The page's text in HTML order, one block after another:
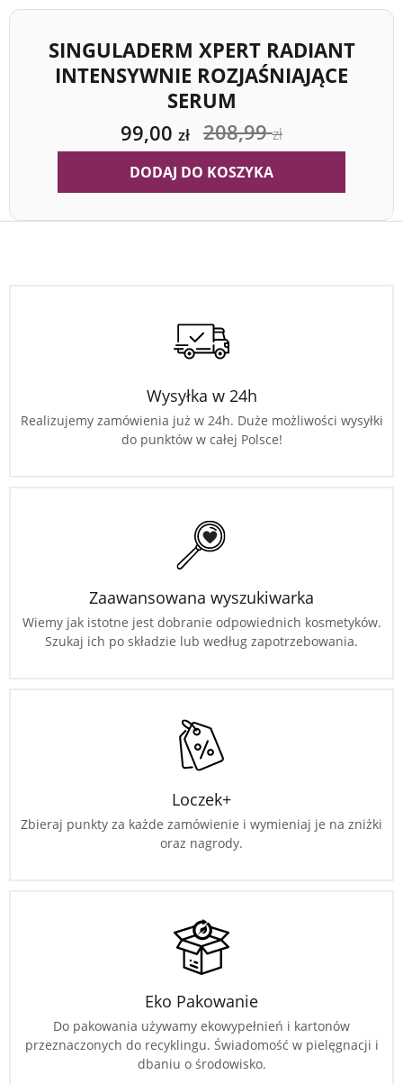
SINGULADERM XPERT RADIANT
INTENSYWNIE ROZJAŚNIAJĄCE
SERUM
99,00 zł 208,99zł
DODAJ DO KOSZYKA
Wysyłka w 24h
Realizujemy zamówienia już w 24h. Duże możliwości wysyłki
do punktów w całej Polsce!
Zaawansowana wyszukiwarka
Wiemy jak istotne jest dobranie odpowiednich kosmetyków.
Szukaj ich po składzie lub według zapotrzebowania.
Loczek+
Zbieraj punkty za każde zamówienie i wymieniaj je na zniżki
oraz nagrody.
Eko Pakowanie
Do pakowania używamy ekowypełnień i kartonów
przeznaczonych do recyklingu. Świadomość w pielęgnacji i
dbaniu o środowisko.